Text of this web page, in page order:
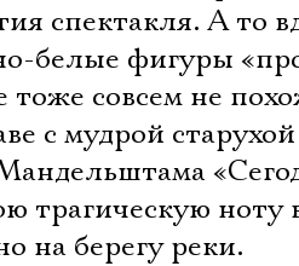
спектакля. А то
белые фигуры
тоже совсем не
с мудрой
трагическую ноту
на берегу реки.